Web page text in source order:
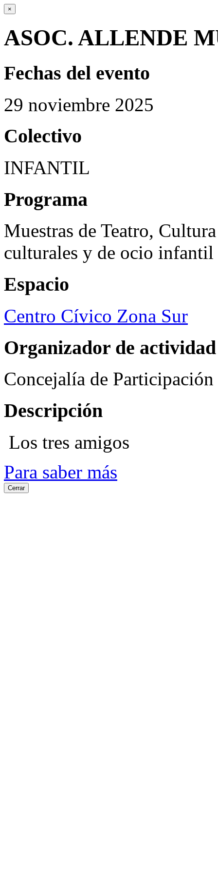
×
ASOC. ALLENDE
Fechas del evento
29 noviembre 2025
Colectivo
INFANTIL
Programa
Muestras de Teatro,
culturales y de ocio infantil
Espacio
Centro Cívico Zona Sur
Organizador de actividad
Concejalía de
Descripción
Los tres amigos
Para saber más
Cerrar